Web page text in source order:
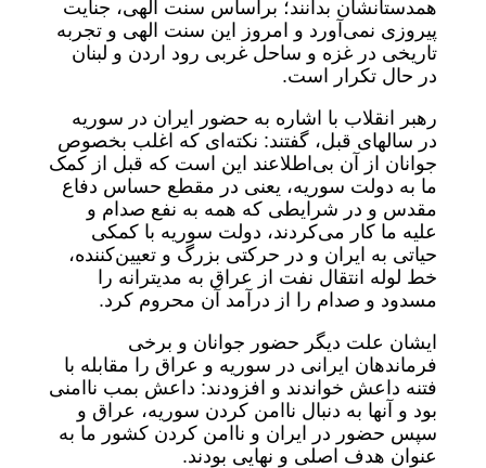
همدستانشان بدانند؛ براساس سنت الهی، جنایت
پیروزی نمی‌آورد و امروز این سنت الهی و تجربه
تاریخی در غزه و ساحل غربی رود اردن و لبنان
در حال تکرار است.
رهبر انقلاب با اشاره به حضور ایران در سوریه
در سالهای قبل، گفتند: نکته‌ای که اغلب بخصوص
جوانان از آن بی‌اطلاعند این است که قبل از کمک
ما به دولت سوریه، یعنی در مقطع حساس دفاع
مقدس و در شرایطی که همه به نفع صدام و
علیه ما کار می‌کردند، دولت سوریه با کمکی
حیاتی به ایران و در حرکتی بزرگ و تعیین‌کننده،
خط لوله انتقال نفت از عراق به مدیترانه را
مسدود و صدام را از درآمد آن محروم کرد.
ایشان علت دیگر حضور جوانان و برخی
فرماندهان ایرانی در سوریه و عراق را مقابله با
فتنه داعش خواندند و افزودند: داعش بمب ناامنی
بود و آنها به دنبال ناامن کردن سوریه، عراق و
سپس حضور در ایران و ناامن کردن کشور ما به
عنوان هدف اصلی و نهایی بودند.